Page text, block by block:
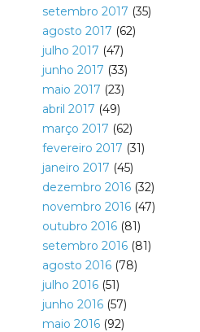
setembro 2017 (35)
agosto 2017 (62)
julho 2017 (47)
junho 2017 (33)
maio 2017 (23)
abril 2017 (49)
março 2017 (62)
fevereiro 2017 (31)
janeiro 2017 (45)
dezembro 2016(32)
novembro 2016(47)
outubro 2016(81)
setembro 2016(81)
agosto 2016(78)
julho 2016(51)
junho 2016(57)
maio 2016(92)